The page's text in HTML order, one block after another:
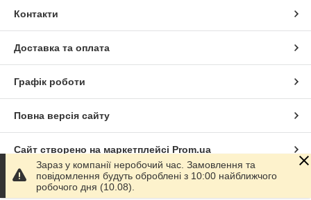
Контакти
Доставка та оплата
Графік роботи
Повна версія сайту
Сайт створено на маркетплейсі Prom.ua
Політика конфіденційності
Зараз у компанії неробочий час. Замовлення та
повідомлення будуть оброблені з 10:00 найближчого
робочого дня (10.08).